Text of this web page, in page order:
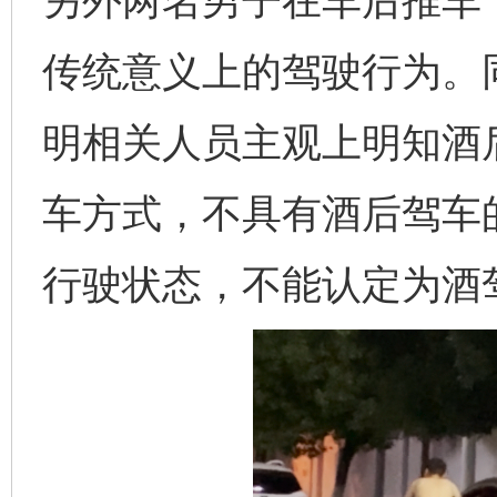
传统意义上的驾驶行为
明相关人员主观上明知
车方式，不具有酒后驾
行驶状态，不能认定为酒